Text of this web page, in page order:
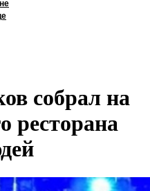
собрал на
ресторана